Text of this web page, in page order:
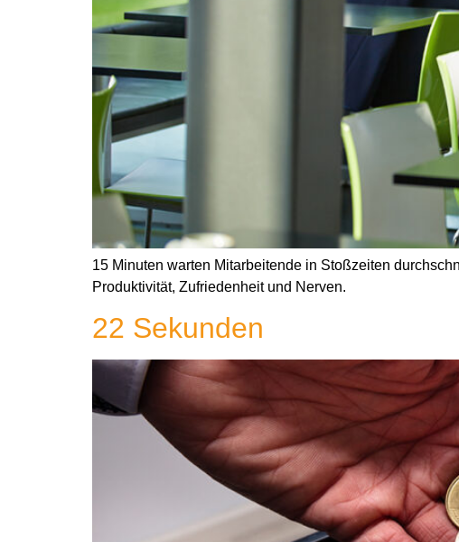
15 Minuten warten Mitarbeitende in Stoßzeiten
Produktivität, Zufriedenheit und Nerven.
22 Sekunden